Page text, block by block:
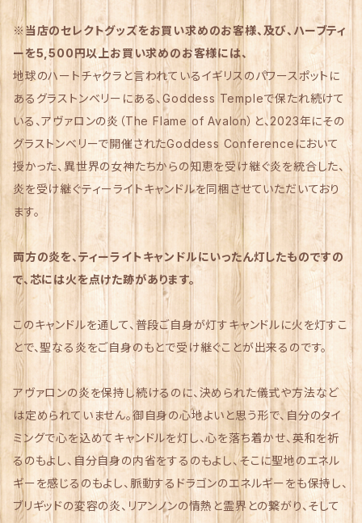
※当店のセレクトグッズをお買い求めのお客様、及び、ハーブティ
ーを5,500円以上お買い求めのお客様には、
地球のハートチャクラと言われているイギリスのパワースポットに
あるグラストンベリーにある、Goddess Templeで保たれ続けて
いる、アヴァロンの炎（The Flame of Avalon）と、2023年にその
グラストンベリーで開催されたGoddess Conferenceにおいて
授かった、異世界の女神たちからの知恵を受け継ぐ炎を統合した、
炎を受け継ぐティーライトキャンドルを同梱させていただいており
ます。
両方の炎を、ティーライトキャンドルにいったん灯したものですの
で、芯には火を点けた跡があります。
このキャンドルを通して、普段ご自身が灯すキャンドルに火を灯すこ
とで、聖なる炎をご自身のもとで受け継ぐことが出来るのです。
アヴァロンの炎を保持し続けるのに、決められた儀式や方法など
は定められていません。御自身の心地よいと思う形で、自分のタイ
ミングで心を込めてキャンドルを灯し、心を落ち着かせ、英和を祈
るのもよし、自分自身の内省をするのもよし、そこに聖地のエネル
ギーを感じるのもよし、脈動するドラゴンのエネルギーをも保持し、
ブリギッドの変容の炎、リアンノンの情熱と霊界との繋がり、そして